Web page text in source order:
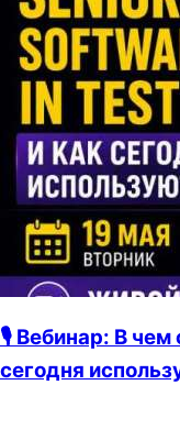
🎙 Вебинар: В
сегодня